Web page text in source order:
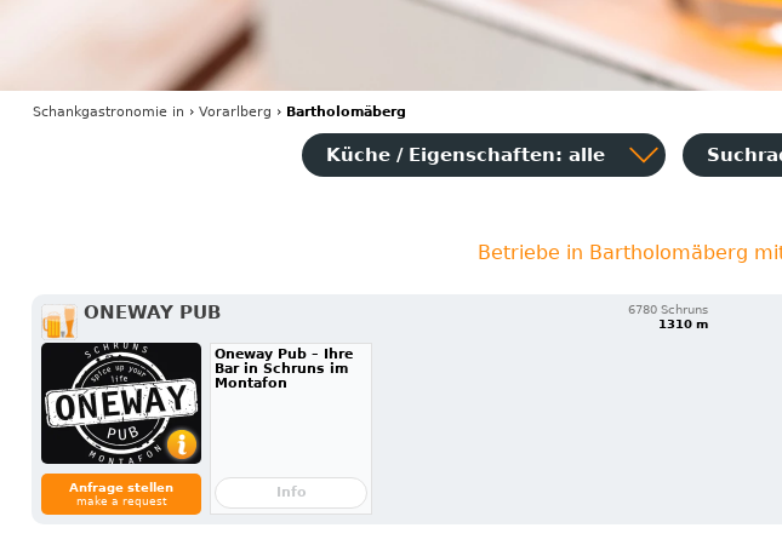
Schankgastronomiein › Vorarlberg › Bartholomäberg
Küche / Eigenschaften: alle
Betriebe in Bartholomäberg
ONEWAY PUB
6780 Schruns
1310 m
Anfrage stellen
make a request
Oneway Pub – Ihre
Bar in Schruns im
Montafon
Info